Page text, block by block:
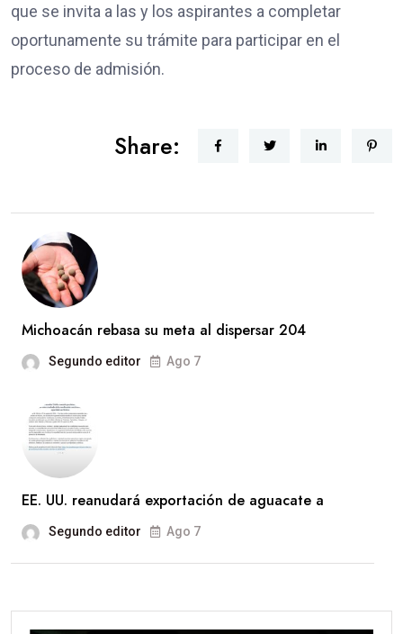
que se invita a las y los aspirantes a completar
oportunamente su trámite para participar en el
proceso de admisión.
Share:
Michoacán rebasa su meta al dispersar 204
Segundo editor Ago 7
EE. UU. reanudará exportación de aguacate a
Segundo editor Ago 7